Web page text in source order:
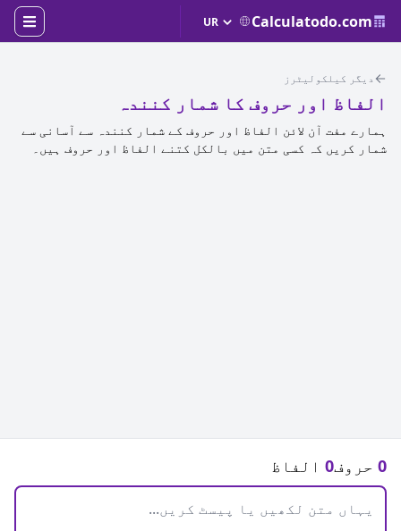
Calculatodo.com
دیگر کیلکولیٹرز
الفاظ اور حروف کا شمار کنندہ
ہمارے مفت آن لائن الفاظ اور حروف کے شمار کنندہ سے آسانی سے
شمار کریں کہ کسی متن میں بالکل کتنے الفاظ اور حروف ہیں۔
0 حروف0 الفاظ